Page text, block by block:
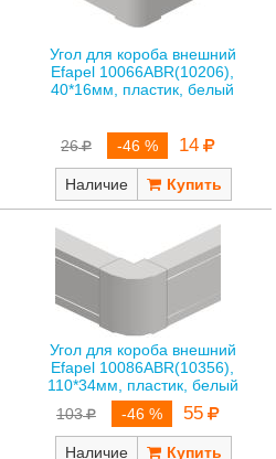
Угол для короба внешний
Efapel 10066ABR(10206),
40*16мм, пластик, белый
26 -46 % 14
Наличие
Угол для короба внешний
Efapel 10086ABR(10356),
110*34мм, пластик, белый
103
-46 % 55
Наличие